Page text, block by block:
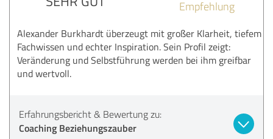
Empfehlung
Alexander Burkhardt überzeugt mit großer Klarheit, tiefem
Fachwissen und echter Inspiration. Sein Profil zeigt:
Veränderung und Selbstführung werden bei ihm greifbar
und wertvoll.
Erfahrungsbericht & Bewertung zu:
Coaching Beziehungszauber